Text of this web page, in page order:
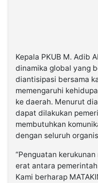
Kepala PKUB M. Adib
dinamika global yang
diantisipasi bersama
memengaruhi
ke daerah. Menurut
dapat dilakukan
membutuhkan
dengan seluruh
“Penguatan
erat antara
Kami berharap